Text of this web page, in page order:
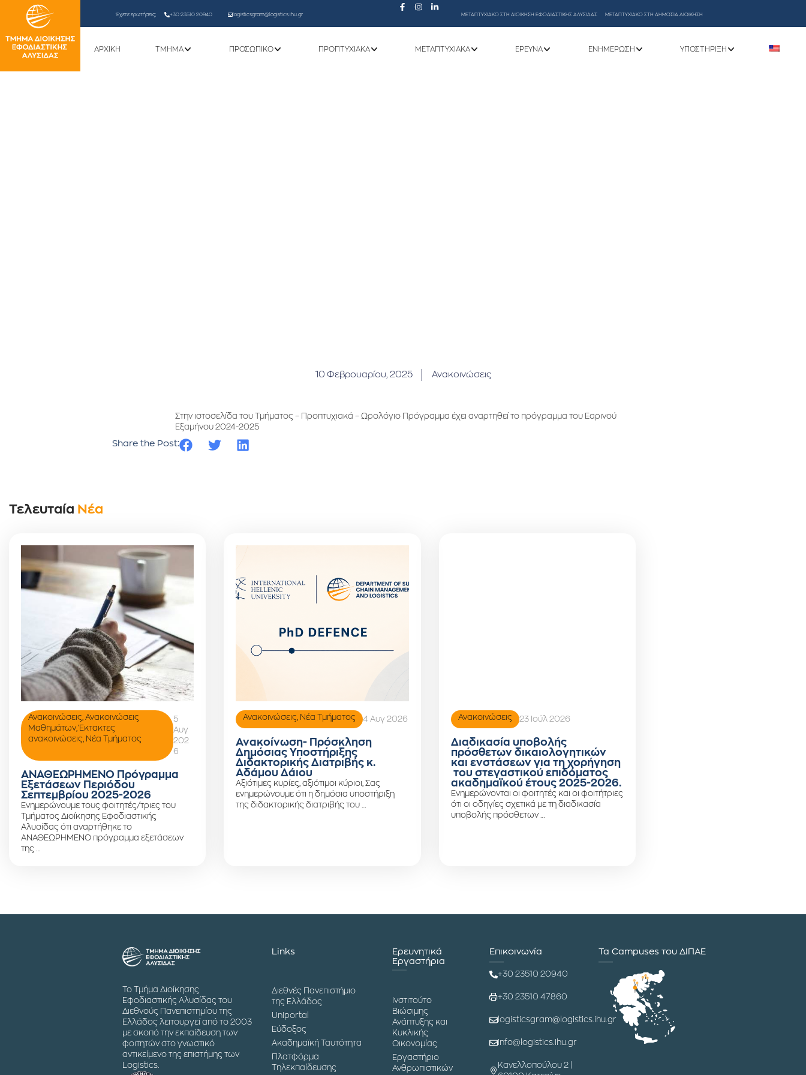
Έχετε ερωτήσεις; +30 23510 20940 logisticsgram@logistics.ihu.gr ΜΕΤΑΠΤΥΧΙΑΚΟ ΣΤΗ ΔΙΟΙΚΗΣΗ ΕΦΟΔΙΑΣΤΙΚΗΣ ΑΛΥΣΙΔΑΣ ΜΕΤΑΠΤΥΧΙΑΚΟ ΣΤΗ ΔΗΜΟΣΙΑ ΔΙΟΙΚΗΣΗ
ΑΡΧΙΚΗ ΤΜΗΜΑ ΠΡΟΣΩΠΙΚΌ ΠΡΟΠΤΥΧΙΑΚΆ ΜΕΤΑΠΤΥΧΙΑΚΆ ΕΡΕΥΝΑ ΕΝΗΜΈΡΩΣΗ ΥΠΟΣΤΉΡΙΞΗ
10 Φεβρουαρίου, 2025 Ανακοινώσεις
Στην ιστοσελίδα του Τμήματος – Προπτυχιακά – Ωρολόγιο Πρόγραμμα έχει αναρτηθεί το πρόγραμμα του Εαρινού
Εξαμήνου 2024-2025
Share the Post:
Τελευταία Νέα
Ανακοινώσεις Ανακοινώσεις
Μαθημάτων,Έκτακτες
ανακοινώσεις
Νέα Τμήματος
5
Αυγ
202
6
ΑΝΑΘΕΩΡΗΜΕΝΟ Πρόγραμμα
Εξετάσεων Περιόδου
Σεπτεμβρίου 2025-2026
Ενημερώνουμε τους φοιτητές/τριες του
Τμήματος Διοίκησης Εφοδιαστικής
Αλυσίδας ότι αναρτήθηκε το
ΑΝΑΘΕΩΡΗΜΕΝΟ πρόγραμμα εξετάσεων
της …
Ανακοινώσεις Νέα Τμήματος 4 Αυγ 2026
Ανακοίνωση- Πρόσκληση
Δημόσιας Υποστήριξης
Διδακτορικής Διατριβής κ.
Αδάμου Δάιου
Αξιότιμες κυρίες, αξιότιμοι κύριοι, Σας
ενημερώνουμε ότι η δημόσια υποστήριξη
της διδακτορικής διατριβής του …
Ανακοινώσεις 23 Ιούλ 2026
Διαδικασία υποβολής
πρόσθετων δικαιολογητικών
και ενστάσεων για τη χορήγηση
του στεγαστικού επιδόματος
ακαδημαϊκού έτους 2025-2026.
Ενημερώνονται οι φοιτητές και οι φοιτήτριες
ότι οι οδηγίες σχετικά με τη διαδικασία
υποβολής πρόσθετων …
Το Τμήμα Διοίκησης
Εφοδιαστικής Αλυσίδας του
Διεθνούς Πανεπιστημίου της
Ελλάδος λειτουργεί από το 2003
με σκοπό την εκπαίδευση των
φοιτητών στο γνωστικό
αντικείμενο της επιστήμης των
Logistics.
Links
Διεθνές Πανεπιστήμιο
της Ελλάδος
Uniportal
Εύδοξος
Ακαδημαϊκή Ταυτότητα
Πλατφόρμα
Τηλεκπαίδευσης
Ερευνητικά
Εργαστήρια
Ινστιτούτο
Βιώσιμης
Ανάπτυξης και
Κυκλικής
Οικονομίας
Εργαστήριο
Ανθρωπιστικών
Επικοινωνία
+30 23510 20940
+30 23510 47860
logisticsgram@logistics.ihu.gr
info@logistics.ihu.gr
Κανελλοπούλου 2 |
Τα Campuses του ΔΙΠΑΕ